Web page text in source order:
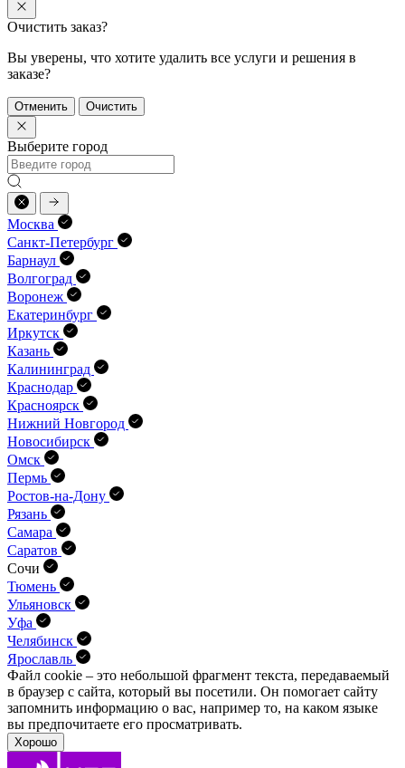
Очистить заказ?
Вы уверены, что хотите удалить все услуги и решения в
заказе?
Отменить Очистить
Выберите город
Москва
Санкт-Петербург
Барнаул
Волгоград
Воронеж
Екатеринбург
Иркутск
Казань
Калининград
Краснодар
Красноярск
Нижний Новгород
Новосибирск
Омск
Пермь
Ростов-на-Дону
Рязань
Самара
Саратов
Сочи
Тюмень
Ульяновск
Уфа
Челябинск
Ярославль
Файл cookie – это небольшой фрагмент текста, передава­емый
в браузер с сайта, который вы посетили. Он помо­гает сайту
запомнить информацию о вас, например то, на каком языке
вы предпочитаете его просматривать.
Хорошо